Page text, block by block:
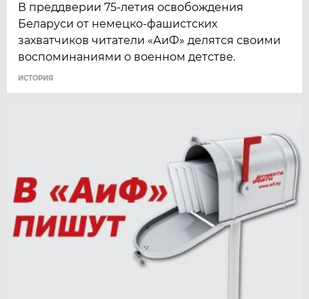
В преддверии 75-летия освобождения
Беларуси от немецко-фашистских
захватчиков читатели «АиФ» делятся своими
воспоминаниями о военном детстве.
ИСТОРИЯ